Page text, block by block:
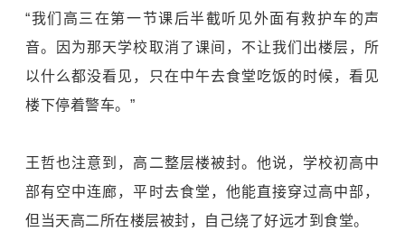
“我们高三在第一节课后半截听见外面有救护车的声
音。因为那天学校取消了课间，不让我们出楼层，所
以什么都没看见，只在中午去食堂吃饭的时候，看见
楼下停着警车。”
王哲也注意到，高二整层楼被封。他说，学校初高中
部有空中连廊，平时去食堂，他能直接穿过高中部，
但当天高二所在楼层被封，自己绕了好远才到食堂。